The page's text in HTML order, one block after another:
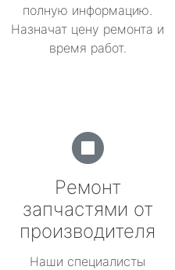
полную информацию.
Назначат цену ремонта и
время работ.
Ремонт
запчастями от
производителя
Наши специалисты